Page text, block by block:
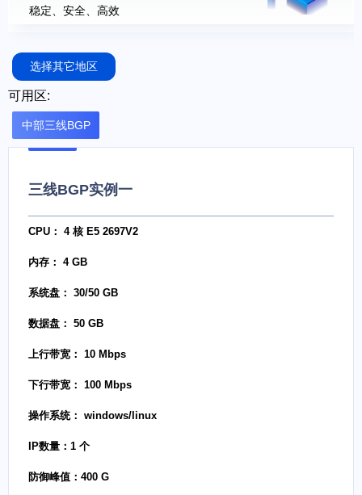
稳定、安全、高效
选择其它地区
可用区:
中部三线BGP
三线BGP实例一
CPU： 4 核 E5 2697V2
内存： 4 GB
系统盘： 30/50 GB
数据盘： 50 GB
上行带宽： 10 Mbps
下行带宽： 100 Mbps
操作系统： windows/linux
IP数量：1 个
防御峰值：400 G